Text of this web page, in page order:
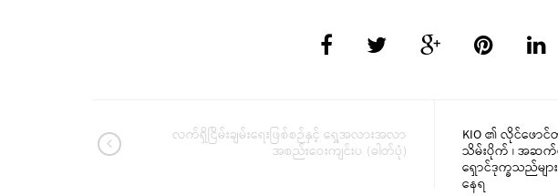
လက်ရှိငြိမ်းချမ်းရေးဖြစ်စဉ်နှင့် ရှေ့အလားအလာ
အစည်းဝေးကျင်းပ (ဓါတ်ပုံ)
KIO ၏ လိုင်ဖော
သိမ်းပိုက် ၊ အဆက်
ရှောင်ဒုက္ခသည်မျာ
နေရ